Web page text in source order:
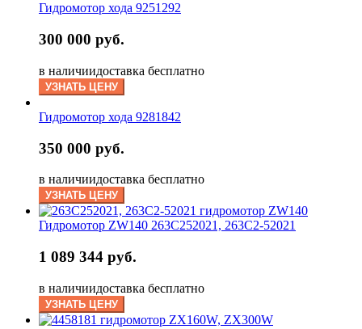
Гидромотор хода 9251292
300 000 руб.
в наличиидоставка бесплатно
УЗНАТЬ ЦЕНУ
Гидромотор хода 9281842
350 000 руб.
в наличиидоставка бесплатно
УЗНАТЬ ЦЕНУ
Гидромотор ZW140 263C252021, 263C2-52021
1 089 344 руб.
в наличиидоставка бесплатно
УЗНАТЬ ЦЕНУ